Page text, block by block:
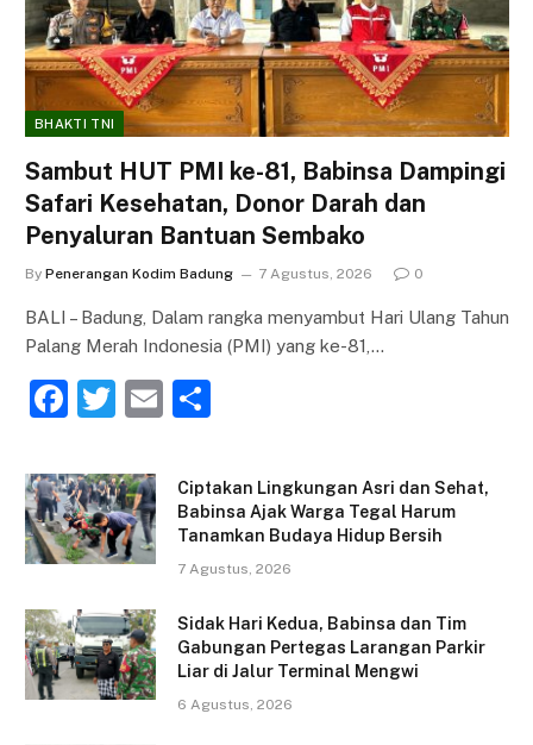
BHAKTI TNI
Sambut HUT PMI ke-81, Babinsa Dampingi
Safari Kesehatan, Donor Darah dan
Penyaluran Bantuan Sembako
By Penerangan Kodim Badung 7 Agustus, 2026 0
BALI – Badung, Dalam rangka menyambut Hari Ulang Tahun
Palang Merah Indonesia (PMI) yang ke-81,…
F
c
e
b
o
k
T
itt
er
E
ai ar
e
Ciptakan Lingkungan Asri dan Sehat,
Babinsa Ajak Warga Tegal Harum
Tanamkan Budaya Hidup Bersih
7 Agustus, 2026
Sidak Hari Kedua, Babinsa dan Tim
Gabungan Pertegas Larangan Parkir
Liar di Jalur Terminal Mengwi
6 Agustus, 2026